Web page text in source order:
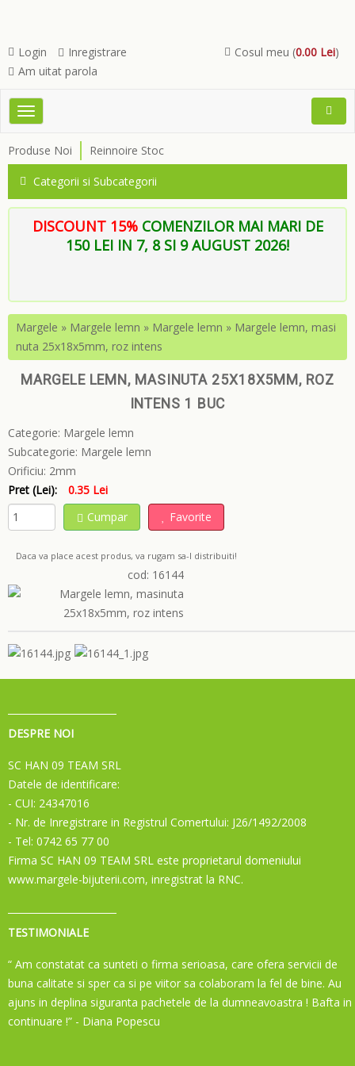
Cosul meu (0.00 Lei)
Login
Inregistrare
Am uitat parola
Toggle
Open
Produse Noi Reinnoire Stoc
Categorii si Subcategorii
DISCOUNT 15% COMENZILOR MAI MARI DE
150 LEI IN 7, 8 SI 9 AUGUST 2026!
Margele » Margele lemn » Margele lemn » Margele lemn, masi
nuta 25x18x5mm, roz intens
MARGELE LEMN, MASINUTA 25X18X5MM, ROZ
INTENS 1 BUC
Categorie: Margele lemn
Subcategorie: Margele lemn
Orificiu: 2mm
Pret (Lei):
0.35 Lei
Cumpar
Favorite
Daca va place acest produs, va rugam sa-l distribuiti!
cod: 16144
DESPRE NOI
SC HAN 09 TEAM SRL
Datele de identificare:
- CUI: 24347016
- Nr. de Inregistrare in Registrul Comertului: J26/1492/2008
- Tel: 0742 65 77 00
Firma SC HAN 09 TEAM SRL este proprietarul domeniului
www.margele-bijuterii.com, inregistrat la RNC.
TESTIMONIALE
“ Am constatat ca sunteti o firma serioasa, care ofera servicii de
buna calitate si sper ca si pe viitor sa colaboram la fel de bine. Au
ajuns in deplina siguranta pachetele de la dumneavoastra ! Bafta in
continuare !” - Diana Popescu